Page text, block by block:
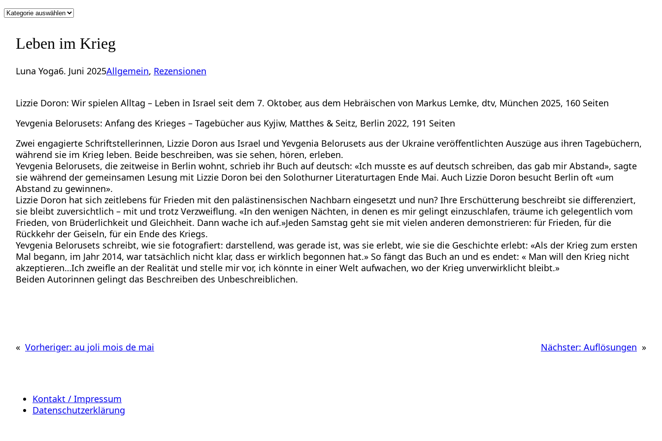
Kategorien
Leben im Krieg
Luna Yoga6. Juni 2025Allgemein, Rezensionen
Lizzie Doron: Wir spielen Alltag – Leben in Israel seit dem 7. Oktober, aus dem Hebräischen von Markus Lemke, dtv, München 2025, 160 Seiten
Yevgenia Belorusets: Anfang des Krieges – Tagebücher aus Kyjiw, Matthes & Seitz, Berlin 2022, 191 Seiten
Zwei engagierte Schriftstellerinnen, Lizzie Doron aus Israel und Yevgenia Belorusets aus der Ukraine veröffentlichten Auszüge aus ihren Tagebüchern,
während sie im Krieg leben. Beide beschreiben, was sie sehen, hören, erleben.
Yevgenia Belorusets, die zeitweise in Berlin wohnt, schrieb ihr Buch auf deutsch: «Ich musste es auf deutsch schreiben, das gab mir Abstand», sagte
sie während der gemeinsamen Lesung mit Lizzie Doron bei den Solothurner Literaturtagen Ende Mai. Auch Lizzie Doron besucht Berlin oft «um
Abstand zu gewinnen».
Lizzie Doron hat sich zeitlebens für Frieden mit den palästinensischen Nachbarn eingesetzt und nun? Ihre Erschütterung beschreibt sie differenziert,
sie bleibt zuversichtlich – mit und trotz Verzweiflung. «In den wenigen Nächten, in denen es mir gelingt einzuschlafen, träume ich gelegentlich vom
Frieden, von Brüderlichkeit und Gleichheit. Dann wache ich auf.»Jeden Samstag geht sie mit vielen anderen demonstrieren: für Frieden, für die
Rückkehr der Geiseln, für ein Ende des Kriegs.
Yevgenia Belorusets schreibt, wie sie fotografiert: darstellend, was gerade ist, was sie erlebt, wie sie die Geschichte erlebt: «Als der Krieg zum ersten
Mal begann, im Jahr 2014, war tatsächlich nicht klar, dass er wirklich begonnen hat.» So fängt das Buch an und es endet: « Man will den Krieg nicht
akzeptieren…Ich zweifle an der Realität und stelle mir vor, ich könnte in einer Welt aufwachen, wo der Krieg unverwirklicht bleibt.»
Beiden Autorinnen gelingt das Beschreiben des Unbeschreiblichen.
« Vorheriger: au joli mois de mai Nächster: Auflösungen »
Kontakt / Impressum
Datenschutzerklärung